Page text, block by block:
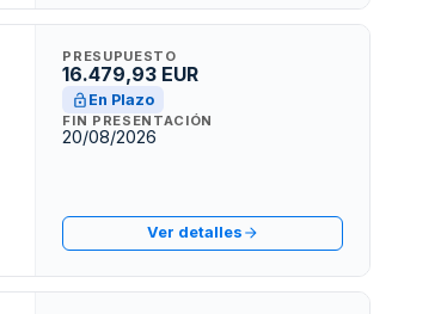
PRESUPUESTO
16.479,93 EUR
En Plazo
FIN PRESENTACIÓN
20/08/2026
Ver detalles